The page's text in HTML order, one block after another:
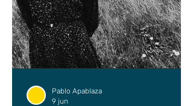
Pablo Apablaza
9 jun